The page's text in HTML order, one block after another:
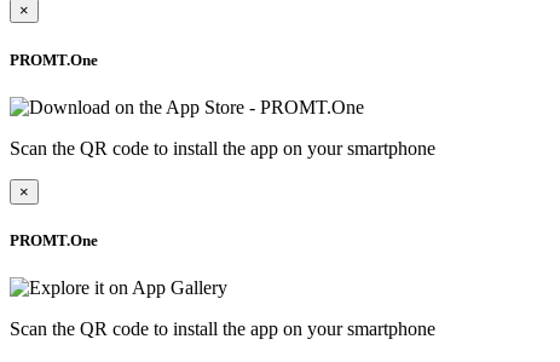
×
PROMT.One
Scan the QR code to install the app on your smartphone
×
PROMT.One
Scan the QR code to install the app on your smartphone